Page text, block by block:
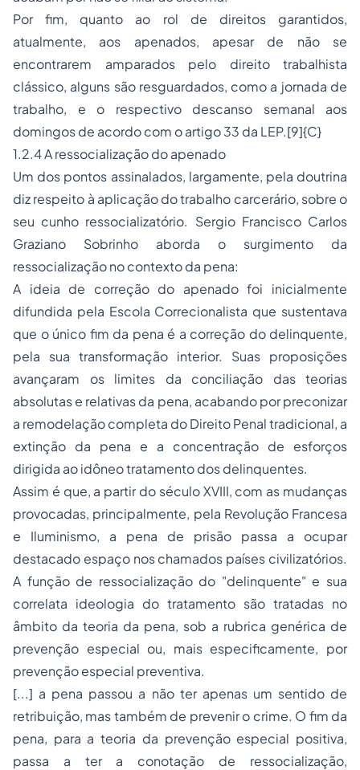
Por fim, quanto ao rol de direitos garantidos,
atualmente, aos apenados, apesar de não se
encontrarem amparados pelo direito trabalhista
clássico, alguns são resguardados, como a jornada de
trabalho, e o respectivo descanso semanal aos
domingos de acordo com o artigo 33 da LEP.[9]{C}
1.2.4 A ressocialização do apenado
Um dos pontos assinalados, largamente, pela doutrina
diz respeito à aplicação do trabalho carcerário, sobre o
seu cunho ressocializatório. Sergio Francisco Carlos
Graziano Sobrinho aborda o surgimento da
ressocialização no contexto da pena:
A ideia de correção do apenado foi inicialmente
difundida pela Escola Correcionalista que sustentava
que o único fim da pena é a correção do delinquente,
pela sua transformação interior. Suas proposições
avançaram os limites da conciliação das teorias
absolutas e relativas da pena, acabando por preconizar
a remodelação completa doDireito Penaltradicional, a
extinção da pena e a concentração de esforços
dirigida ao idôneo tratamento dos delinquentes.
Assim é que, a partir do século XVIII, com as mudanças
provocadas, principalmente, pela Revolução Francesa
e Iluminismo, a pena de prisão passa a ocupar
destacado espaço nos chamados países civilizatórios.
A função de ressocialização do "delinquente" e sua
correlata ideologia do tratamento são tratadas no
âmbito da teoria da pena, sob a rubrica genérica de
prevenção especial ou, mais especificamente, por
prevenção especial preventiva.
[...] a pena passou a não ter apenas um sentido de
retribuição, mas também de prevenir o crime. O fim da
pena, para a teoria da prevenção especial positiva,
passa a ter a conotação de ressocialização,